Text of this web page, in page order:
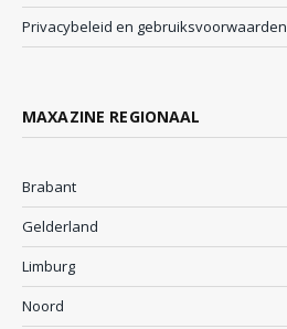
Privacybeleid en gebruiksvoorwaarden
MAXAZINE REGIONAAL
Brabant
Gelderland
Limburg
Noord